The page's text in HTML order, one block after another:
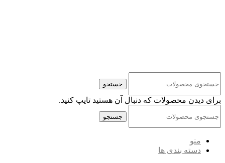
جستجو
برای دیدن محصولات که دنبال آن هستید تایپ کنید.
جستجو
منو
دسته بندی ها